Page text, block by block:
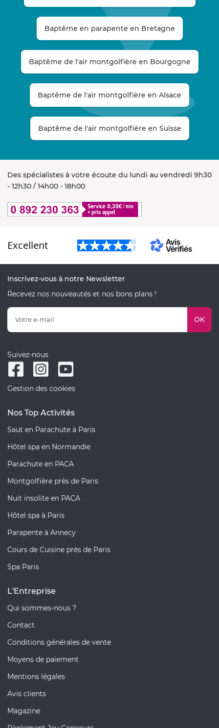
Baptême en parapente en Bretagne
Baptême de l'air montgolfière en Bourgogne
Baptême de l'air montgolfière en Alsace
Baptême de l'air montgolfière en Suisse
Des spécialistes à votre écoute du lundi au vendredi 9h30
- 12h30 / 14h00 - 18h00
Excellent
Inscrivez-vous à notre Newsletter
Recevez nos nouveautés et nos bons plans !
OK
Suivez-nous
Gestion des cookies
Nos Top Activités
Saut en Parachute à Paris
Hôtel spa en Normandie
Parachute en PACA
Montgolfière près de Paris
Nuit insolite en PACA
Hôtel spa à Paris
Parapente à Annecy
Cours de Cuisine près de Paris
Spa Paris
L'Entreprise
Qui sommes-nous ?
Contact
Conditions générales de vente
Moyens de paiement
Mentions légales
Avis clients
Magazine